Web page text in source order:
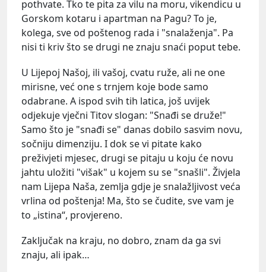
pothvate. Tko te pita za vilu na moru, vikendicu u
Gorskom kotaru i apartman na Pagu? To je,
kolega, sve od poštenog rada i "snalaženja". Pa
nisi ti kriv što se drugi ne znaju snaći poput tebe.
U Lijepoj Našoj, ili vašoj, cvatu ruže, ali ne one
mirisne, već one s trnjem koje bode samo
odabrane. A ispod svih tih latica, još uvijek
odjekuje vječni Titov slogan: "Snađi se druže!"
Samo što je "snađi se" danas dobilo sasvim novu,
sočniju dimenziju. I dok se vi pitate kako
preživjeti mjesec, drugi se pitaju u koju će novu
jahtu uložiti "višak" u kojem su se "snašli". Živjela
nam Lijepa Naša, zemlja gdje je snalažljivost veća
vrlina od poštenja! Ma, što se čudite, sve vam je
to „istina“, provjereno.
Zaključak na kraju, no dobro, znam da ga svi
znaju, ali ipak…